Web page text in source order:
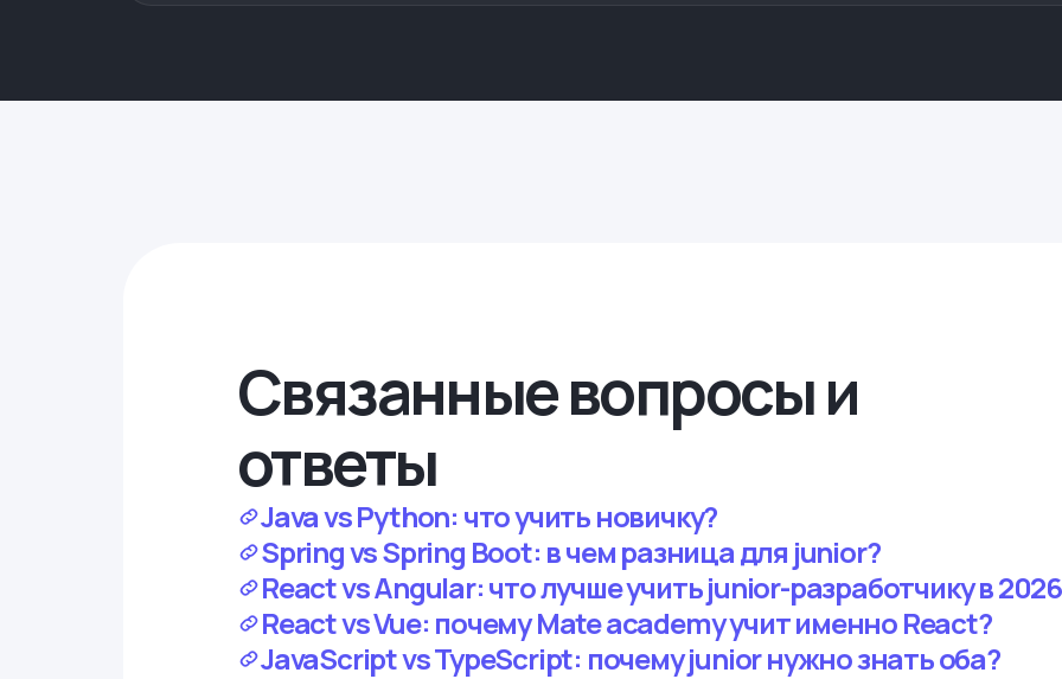
Связанные вопросы и
ответы
Java vs Python: что учить новичку?
Spring vs Spring Boot: в чем разница для junior?
React vs Angular: что лучше учить junior-разработчику в
React vs Vue: почему Mate academy учит именно React?
JavaScript vs TypeScript: почему junior нужно знать оба?